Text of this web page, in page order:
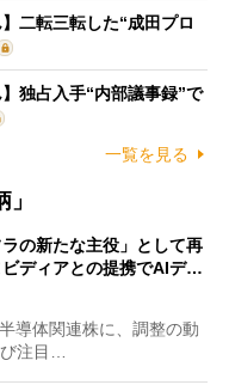
二転三転した“成田プロ
独占入手“内部議事録”で
一覧を見る
の新たな主役」として再
ディアとの提携でAIデ…
導体関連株に、調整の動
び注目…